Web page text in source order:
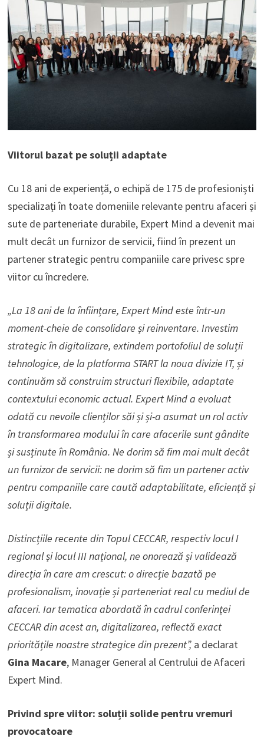
Viitorul bazat pe soluții adaptate
Cu 18 ani de experiență, o echipă de 175 de profesioniști
specializați în toate domeniile relevante pentru afaceri și
sute de parteneriate durabile, Expert Mind a devenit mai
mult decât un furnizor de servicii, fiind în prezent un
partener strategic pentru companiile care privesc spre
viitor cu încredere.
„La 18 ani de la înființare, Expert Mind este într-un
moment-cheie de consolidare și reinventare. Investim
strategic în digitalizare, extindem portofoliul de soluții
tehnologice, de la platforma START la noua divizie IT, și
continuăm să construim structuri flexibile, adaptate
contextului economic actual. Expert Mind a evoluat
odată cu nevoile clienților săi și și-a asumat un rol activ
în transformarea modului în care afacerile sunt gândite
și susținute în România. Ne dorim să fim mai mult decât
un furnizor de servicii: ne dorim să fim un partener activ
pentru companiile care caută adaptabilitate, eficiență și
soluții digitale.
Distincțiile recente din Topul CECCAR, respectiv locul I
regional și locul III național, ne onorează și validează
direcția în care am crescut: o direcție bazată pe
profesionalism, inovație și parteneriat real cu mediul de
afaceri. Iar tematica abordată în cadrul conferinței
CECCAR din acest an, digitalizarea, reflectă exact
prioritățile noastre strategice din prezent”,a declarat
Gina Macare, Manager General al Centrului de Afaceri
Expert Mind.
Privind spre viitor: soluții solide pentru vremuri
provocatoare